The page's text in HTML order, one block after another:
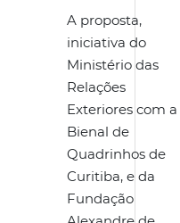
A proposta,
iniciativa do
Ministério das
Relações
Exteriores com a
Bienal de
Quadrinhos de
Curitiba, e da
Fundação